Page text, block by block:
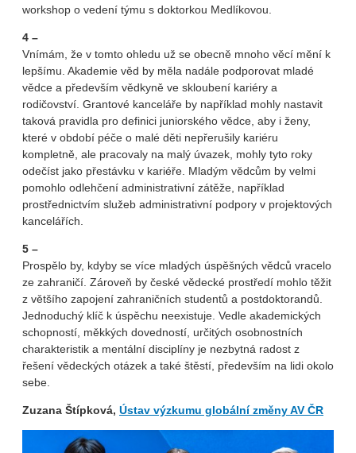
workshop o vedení týmu s doktorkou Medlíkovou.
4 –
Vnímám, že v tomto ohledu už se obecně mnoho věcí mění k
lepšímu. Akademie věd by měla nadále podporovat mladé
vědce a především vědkyně ve skloubení kariéry a
rodičovství. Grantové kanceláře by například mohly nastavit
taková pravidla pro definici juniorského vědce, aby i ženy,
které v období péče o malé děti nepřerušily kariéru
kompletně, ale pracovaly na malý úvazek, mohly tyto roky
odečíst jako přestávku v kariéře. Mladým vědcům by velmi
pomohlo odlehčení administrativní zátěže, například
prostřednictvím služeb administrativní podpory v projektových
kancelářích.
5 –
Prospělo by, kdyby se více mladých úspěšných vědců vracelo
ze zahraničí. Zároveň by české vědecké prostředí mohlo těžit
z většího zapojení zahraničních studentů a postdoktorandů.
Jednoduchý klíč k úspěchu neexistuje. Vedle akademických
schopností, měkkých dovedností, určitých osobnostních
charakteristik a mentální disciplíny je nezbytná radost z
řešení vědeckých otázek a také štěstí, především na lidi okolo
sebe.
Zuzana Štípková, Ústav výzkumu globální změny AV ČR